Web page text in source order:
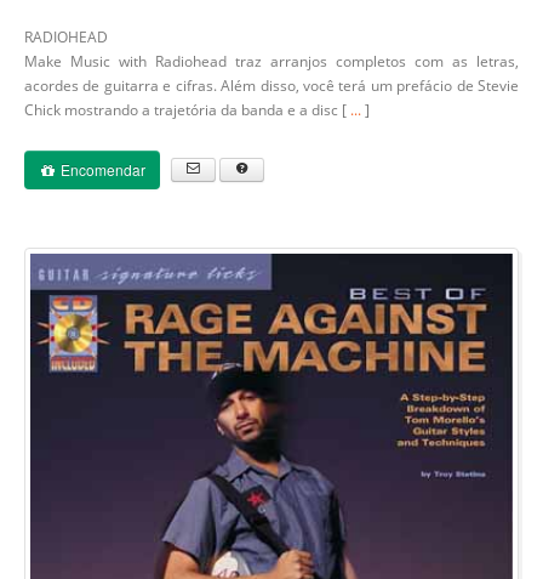
RADIOHEAD
Make Music with Radiohead traz arranjos completos com as letras,
acordes de guitarra e cifras. Além disso, você terá um prefácio de Stevie
Chick mostrando a trajetória da banda e a disc [ ...]
Encomendar